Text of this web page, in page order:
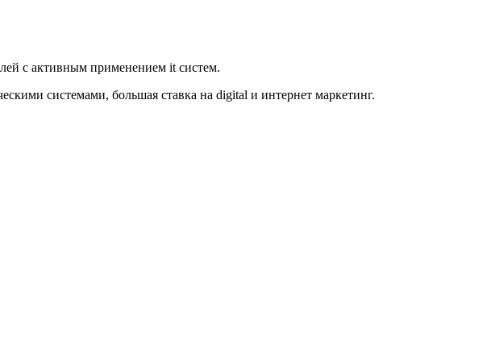
с активным применением it систем.
системами, большая ставка на digital и интернет маркетинг.